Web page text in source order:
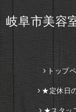
岐阜市美容
トップ
★定休日